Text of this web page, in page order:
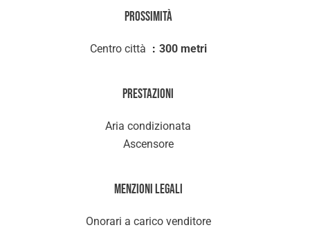
Prossimità
Centro città 300 metri
Prestazioni
Aria condizionata
Ascensore
Menzioni legali
Onorari a carico venditore